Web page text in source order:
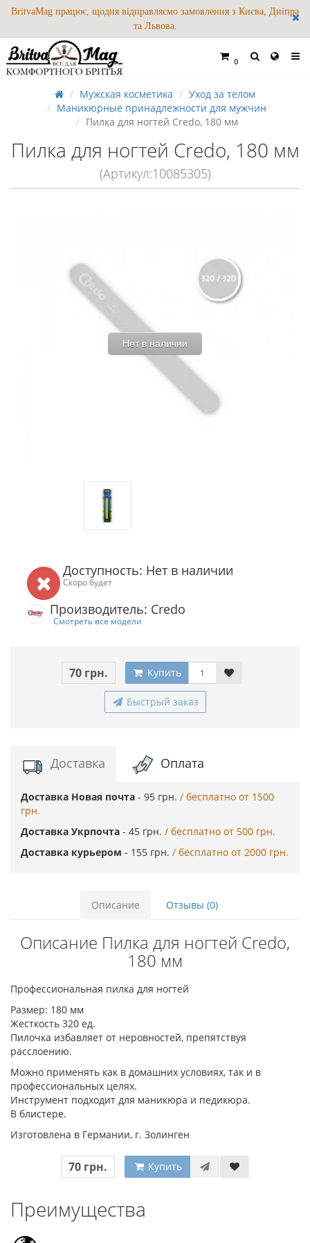
BritvaMag працює, щодня відправляємо замовлення з Києва, Дніпра
та Львова.
0
Мужская косметика
Уход за телом
Маникюрные принадлежности для мужчин
Пилка для ногтей Credo, 180 мм
Пилка для ногтей Credo, 180 мм
(Артикул:10085305)
Нет в наличии
Доступность: Нет в наличии
Скоро будет
Производитель: Credo
Смотреть все модели
70 грн. Купить
Быстрый заказ
Доставка Оплата
Доставка Новая почта - 95 грн. / бесплатно от 1500
грн.
Доставка Укрпочта - 45 грн. / бесплатно от 500 грн.
Доставка курьером - 155 грн. / бесплатно от 2000 грн.
Описание Отзывы (0)
Описание Пилка для ногтей Credo,
180 мм
Профессиональная пилка для ногтей
Размер: 180 мм
Жесткость 320 ед.
Пилочка избавляет от неровностей, препятствуя
расслоению.
Можно применять как в домашних условиях, так и в
профессиональных целях.
Инструмент подходит для маникюра и педикюра.
В блистере.
Изготовлена в Германии, г. Золинген
70 грн. Купить
Преимущества